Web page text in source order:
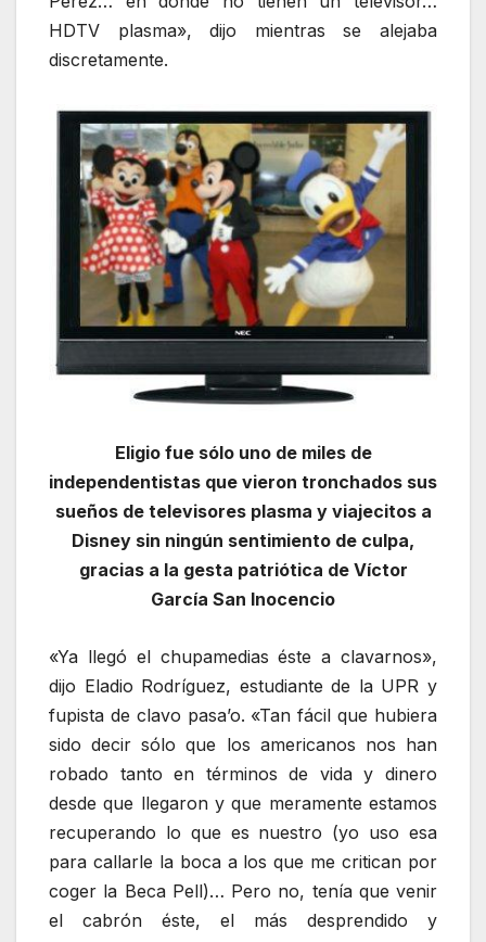
HDTV plasma», dijo mientras se alejaba
discretamente.
Eligio fue sólo uno de miles de
independentistas que vieron tronchados sus
sueños de televisores plasma y viajecitos a
Disney sin ningún sentimiento de culpa,
gracias a la gesta patriótica de Víctor
García San Inocencio
«Ya llegó el chupamedias éste a clavarnos»,
dijo Eladio Rodríguez, estudiante de la UPR y
fupista de clavo pasa’o. «Tan fácil que hubiera
sido decir sólo que los americanos nos han
robado tanto en términos de vida y dinero
desde que llegaron y que meramente estamos
recuperando lo que es nuestro (yo uso esa
para callarle la boca a los que me critican por
coger la Beca Pell)… Pero no, tenía que venir
el cabrón éste, el más desprendido y